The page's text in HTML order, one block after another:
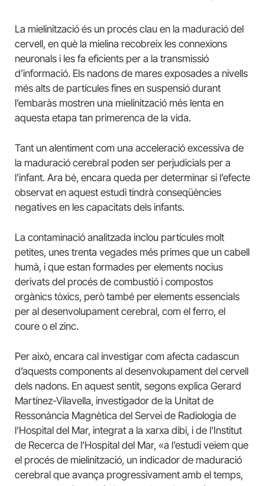
La mielinització és un procés clau en la maduració del
cervell, en què la mielina recobreix les connexions
neuronals i les fa eficients per a la transmissió
d’informació. Els nadons de mares exposades a nivells
més alts de partícules fines en suspensió durant
l’embaràs mostren una mielinització més lenta en
aquesta etapa tan primerenca de la vida.
Tant un alentiment com una acceleració excessiva de
la maduració cerebral poden ser perjudicials per a
l’infant. Ara bé, encara queda per determinar si l’efecte
observat en aquest estudi tindrà conseqüències
negatives en les capacitats dels infants.
La contaminació analitzada inclou partícules molt
petites, unes trenta vegades més primes que un cabell
humà, i que estan formades per elements nocius
derivats del procés de combustió i compostos
orgànics tòxics, però també per elements essencials
per al desenvolupament cerebral, com el ferro, el
coure o el zinc.
Per això, encara cal investigar com afecta cadascun
d’aquests components al desenvolupament del cervell
dels nadons. En aquest sentit, segons explica Gerard
Martínez-Vilavella, investigador de la Unitat de
Ressonància Magnètica del Servei de Radiologia de
l’Hospital del Mar, integrat a la xarxa dibi, i de l’Institut
de Recerca de l’Hospital del Mar, «a l’estudi veiem que
el procés de mielinització, un indicador de maduració
cerebral que avança progressivament amb el temps,